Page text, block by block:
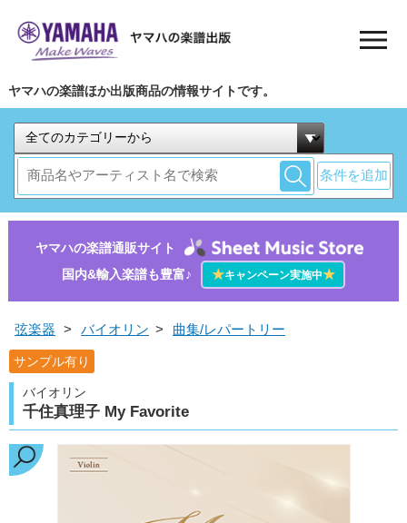
ヤマハの楽譜ほか出版商品の情報サイトです。
条件を追加
ヤマハの楽譜通販サイト
国内&輸入楽譜も豊富♪
★キャンペーン実施中★
弦楽器 > バイオリン > 曲集/レパートリー
サンプル有り
バイオリン
千住真理子 My Favorite